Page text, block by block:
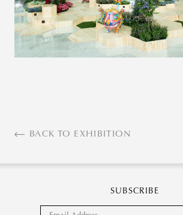
BACK TO EXHIBITION
SUBSCRIBE